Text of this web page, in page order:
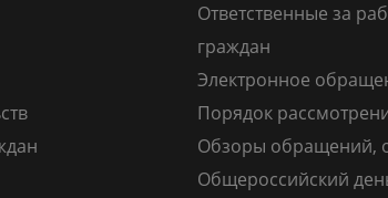
Ответственные за
граждан
Электронное
Порядок
Обзоры обращений,
Общероссийский